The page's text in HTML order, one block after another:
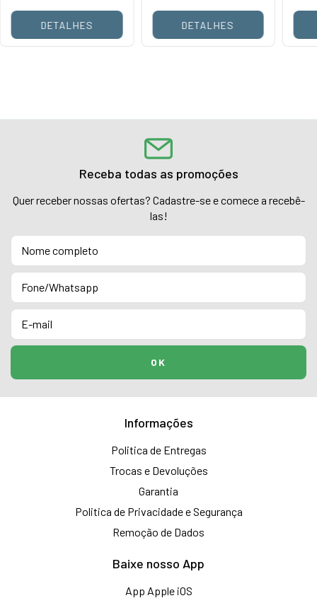
DETALHES DETALHES
Receba todas as promoções
Quer receber nossas ofertas? Cadastre-se e comece a recebê-
las!
Informações
Politica de Entregas
Trocas e Devoluções
Garantia
Politica de Privacidade e Segurança
Remoção de Dados
Baixe nosso App
App Apple iOS